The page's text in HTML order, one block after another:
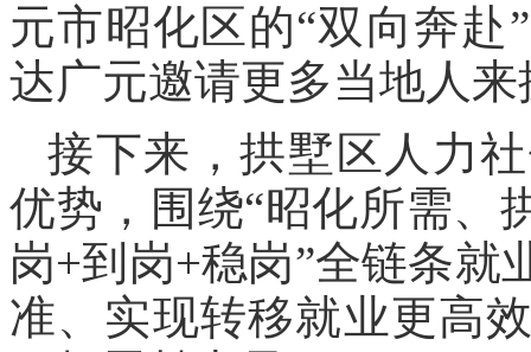
元市昭化区的“双向奔赴
达广元邀请更多当地人
接下来，拱墅区人力
优势，围绕“昭化所需、
岗+到岗+稳岗”全链条就
准、实现转移就业更高